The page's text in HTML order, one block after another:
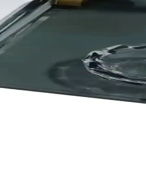
günlük planlama için ideal bir
unutulmaz anlar yaratır.
getirir. 9 parçadan oluşan set,